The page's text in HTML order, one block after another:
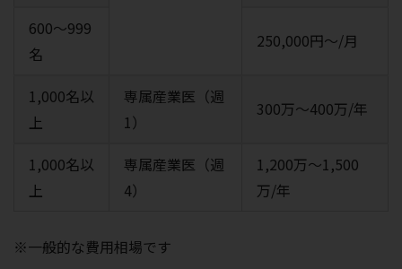
600～999
名
250,000円～/月
1,000名以
上
専属産業医（週
1）
300万～400万/年
1,000名以
上
専属産業医（週
4）
1,200万～1,500
万/年
※一般的な費用相場です